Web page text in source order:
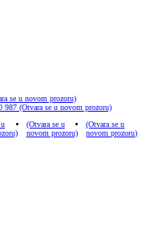
se u novom prozoru)
987 (Otvara se u novom prozoru)
(Otvara se u
novom prozoru)
(Otvara se u
novom prozoru)